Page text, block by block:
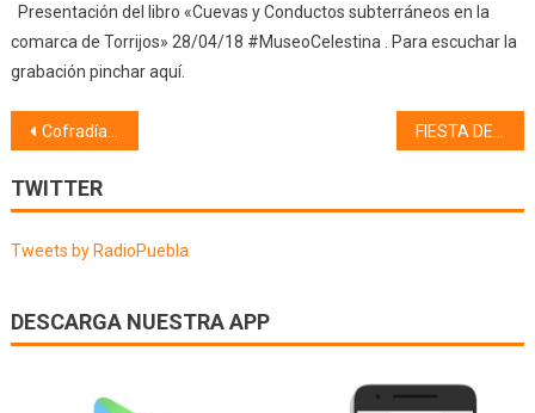
Presentación del libro «Cuevas y Conductos subterráneos en la
comarca de Torrijos» 28/04/18 #MuseoCelestina . Para escuchar la
grabación pinchar aquí.
Navegación
de
entradas
Cofradía Nuestra Señora de La Soledad Cofradía de Nuestra Señora de la Soledad (05/06/24)
TWITTER
Tweets by RadioPuebla
DESCARGA NUESTRA APP